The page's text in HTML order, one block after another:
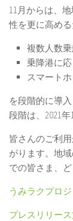
11月からは、
性を更に高める
複数人数
乗降港に
スマート
を段階的に導
段階は、2021年
皆さんのご利
がります。地
での皆さま、ど
うみラクプロ
プレスリリー